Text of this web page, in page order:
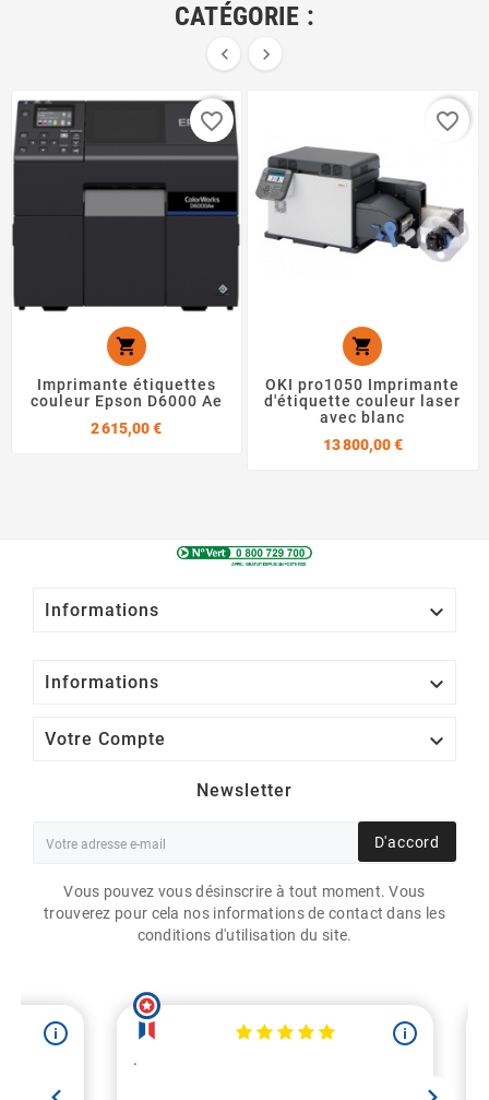
CATÉGORIE :
 

Imprimante étiquettes
couleur Epson D6000 Ae
2 615,00 €Prix
favorite_border

OKI pro1050 Imprimante
d'étiquette couleur laser
avec blanc
13 800,00 €Prix
favorite_border
Informations 
Informations 
Votre Compte 
Newsletter
D'accord
Vous pouvez vous désinscrire à tout moment. Vous
trouverez pour cela nos informations de contact dans les
conditions d'utilisation du site.